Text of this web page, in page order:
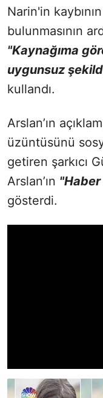
Narin'in
bulunmasının
"Kaynağıma
uygunsuz
kullandı.
Arslan’ın
üzüntüsünü
getiren şarkıcı
Arslan’ın "Haber
gösterdi.